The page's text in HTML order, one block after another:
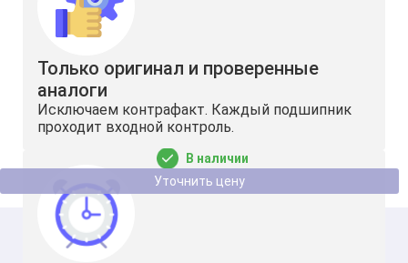
Игольчатый сепаратор K14x18x15 NBS
В наличии
Уточнить цену
Только оригинал и проверенные
аналоги
Исключаем контрафакт. Каждый подшипник
проходит входной контроль.